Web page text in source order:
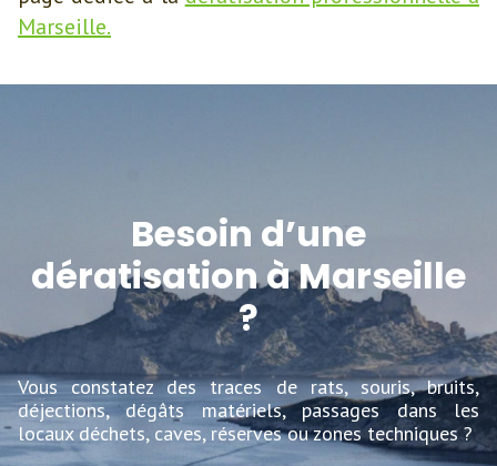
Marseille.
Besoin d’une
dératisation à Marseille
?
Vous constatez des traces de rats, souris, bruits,
déjections, dégâts matériels, passages dans les
locaux déchets, caves, réserves ou zones techniques ?